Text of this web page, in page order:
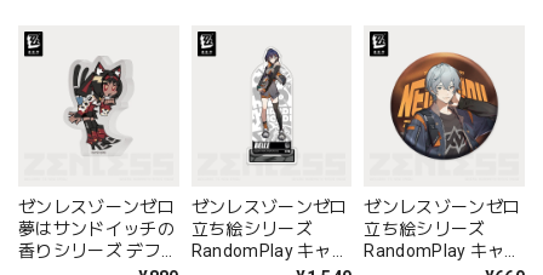
ゼンレスゾーンゼロ
夢はサンドイッチの
香りシリーズ デフォ
ゼンレスゾーンゼロ
立ち絵シリーズ
RandomPlay キャラ
ゼンレスゾーンゼロ
立ち絵シリーズ
RandomPlay キャラ